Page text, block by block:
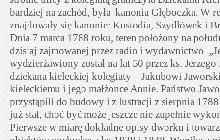
bardziej na zachód, była kanonia Głęboczka. W
znajdowały się kanonie: Kustodia, Szydłówek i
Dnia 7 marca 1788 roku, teren położony na
dzisiaj zajmowanej przez radio i wydawnictwo
wydzierżawiony został na lat 50 przez ks.
dziekana kieleckiej kolegiaty – Jakubowi
kieleckiemu i jego małżonce Annie. Państwo
przystąpili do budowy i z lustracji z sierpnia
już stał, choć być może jeszcze nie zupełnie
Pierwsze w miarę dokładne opisy dworku i